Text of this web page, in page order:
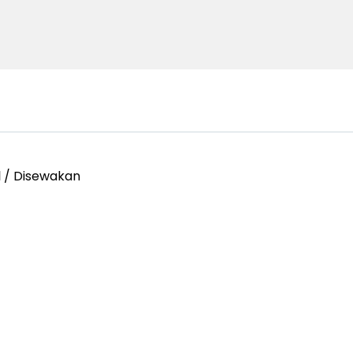
/ Disewakan